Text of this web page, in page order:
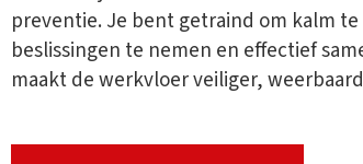
preventie. Je bent getraind om kalm
beslissingen te nemen en effectief
maakt de werkvloer veiliger,